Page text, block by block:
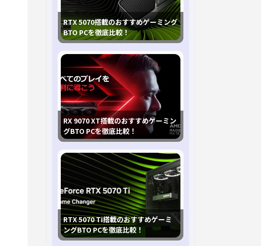
RTX 5070搭載のおすすめゲーミング
BTO PCを徹底比較！
RX 9070 XT搭載のおすすめゲーミン
グBTO PCを徹底比較！
RTX 5070 Ti搭載のおすすめゲーミ
ングBTO PCを徹底比較！